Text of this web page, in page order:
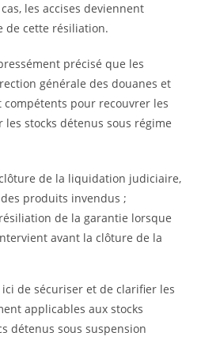
les accises deviennent
de cette résiliation.
précisé que les
générale des douanes et
pour recouvrer les
les stocks détenus sous régime
de la liquidation judiciaire,
produits invendus ;
de la garantie lorsque
avant la clôture de la
ici de sécuriser et de clarifier les
applicables aux stocks
détenus sous suspension